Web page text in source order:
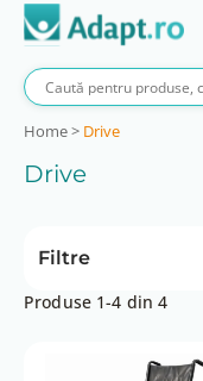
Home> Drive
Drive
Filtre
Produse 1-4 din 4